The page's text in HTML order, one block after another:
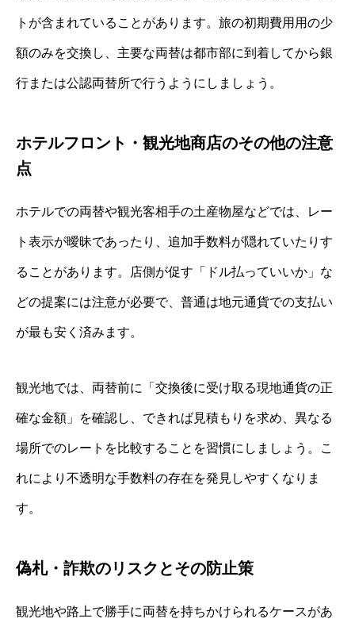
トが含まれていることがあります。旅の初期費用用の少
額のみを交換し、主要な両替は都市部に到着してから銀
行または公認両替所で行うようにしましょう。
ホテルフロント・観光地商店のその他の注意
点
ホテルでの両替や観光客相手の土産物屋などでは、レー
ト表示が曖昧であったり、追加手数料が隠れていたりす
ることがあります。店側が促す「ドル払っていいか」な
どの提案には注意が必要で、普通は地元通貨での支払い
が最も安く済みます。
観光地では、両替前に「交換後に受け取る現地通貨の正
確な金額」を確認し、できれば見積もりを求め、異なる
場所でのレートを比較することを習慣にしましょう。こ
れにより不透明な手数料の存在を発見しやすくなりま
す。
偽札・詐欺のリスクとその防止策
観光地や路上で勝手に両替を持ちかけられるケースがあ